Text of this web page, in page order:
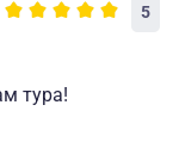
5
тура!